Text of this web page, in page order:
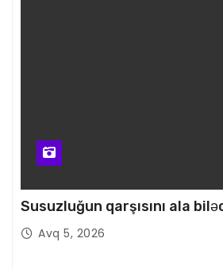
Susuzluğun qarşısını ala
Avq 5, 2026